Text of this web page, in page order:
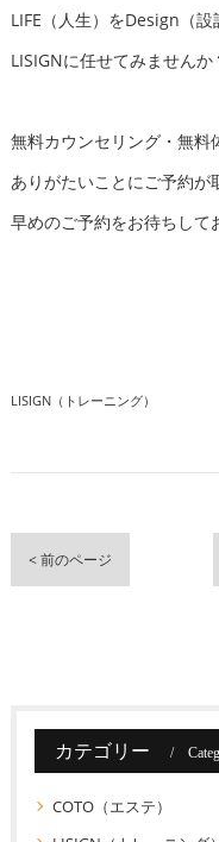
LIFE（人生）をDesign（設
LISIGNに任せてみませんか
無料カウンセリング・無料
ありがたいことにご予約が
早めのご予約をお待ちして
LISIGN（トレーニング）
< 前のページ
カテゴリー
COTO（エステ）